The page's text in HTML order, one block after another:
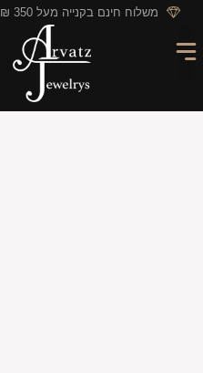
לתוכן משלוח חינם בקנייה מעל 350 ₪